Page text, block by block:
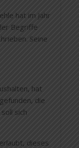
hat im Jahr
Begriffe
Seine
hat
die
sich
dieses